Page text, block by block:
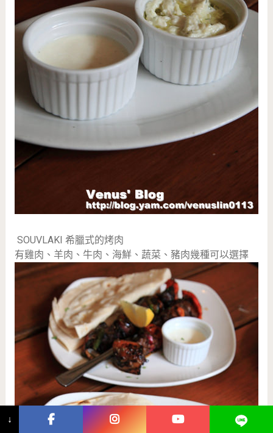
SOUVLAKI 希臘式的烤肉
有雞肉、羊肉、牛肉、海鮮、蔬菜、豬肉幾種可以選擇
↓